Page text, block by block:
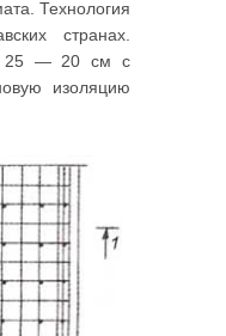
Технология
странах.
25 — 20 см с
изоляцию